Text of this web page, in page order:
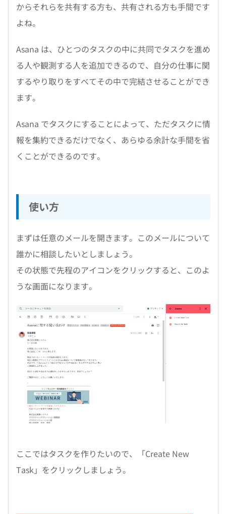
からそれらを共有する方も、共有される方も手間です
よね。
Asana は、ひとつのタスクの中に共同でタスクを進め
る人や観測する人を追加できるので、自分の仕事に関
するやり取りをすべてその中で完結させることができ
ます。
Asana でタスクにすることによって、ただタスクに情
報を集約できるだけでなく、あらゆる余計な手間を省
くことができるのです。
使い方
まずは任意のメールを開きます。このメールについて
誰かに相談したいとしましょう。
その状態で先程のアイコンをクリックすると、このよ
うな画面になります。
ここではタスクを作りたいので、「Create New
Task」をクリックしましょう。